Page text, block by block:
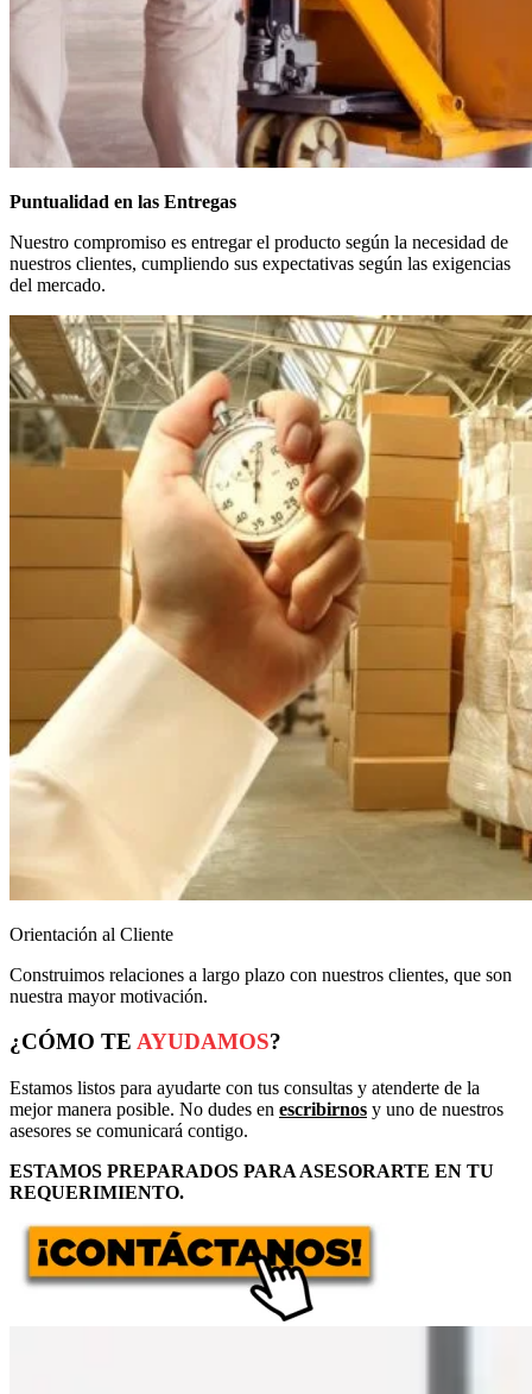
Puntualidad en las Entregas
Nuestro compromiso es entregar el producto según la necesidad de
nuestros clientes, cumpliendo sus expectativas según las exigencias
del mercado.
Orientación al Cliente
Construimos relaciones a largo plazo con nuestros clientes, que son
nuestra mayor motivación.
¿CÓMO TE AYUDAMOS?
Estamos listos para ayudarte con tus consultas y atenderte de la
mejor manera posible. No dudes en escribirnos y uno de nuestros
asesores se comunicará contigo.
ESTAMOS PREPARADOS PARA ASESORARTE EN TU
REQUERIMIENTO.